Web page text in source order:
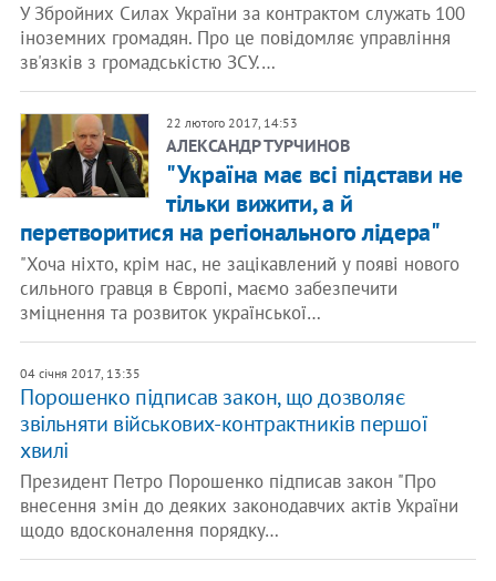
У Збройних Силах України за контрактом служать 100
іноземних громадян. Про це повідомляє управління
зв'язків з громадськістю ЗСУ.…
22 лютого 2017, 14:53
АЛЕКСАНДР ТУРЧИНОВ
"Україна має всі підстави не
тільки вижити, а й
перетворитися на регіонального лідера"
"Хоча ніхто, крім нас, не зацікавлений у появі нового
сильного гравця в Європі, маємо забезпечити
зміцнення та розвиток української…
04 січня 2017, 13:35
Порошенко підписав закон, що дозволяє
звільняти військових-контрактників першої
хвилі
Президент Петро Порошенко підписав закон "Про
внесення змін до деяких законодавчих актів України
щодо вдосконалення порядку…